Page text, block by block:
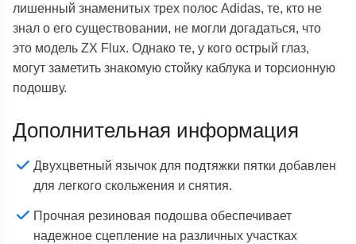
лишенный знаменитых трех полос Adidas, те, кто не
знал о его существовании, не могли догадаться, что
это модель ZX Flux. Однако те, у кого острый глаз,
могут заметить знакомую стойку каблука и торсионную
подошву.
Дополнительная информация
Двухцветный язычок для подтяжки пятки добавлен
для легкого скольжения и снятия.
Прочная резиновая подошва обеспечивает
надежное сцепление на различных участках